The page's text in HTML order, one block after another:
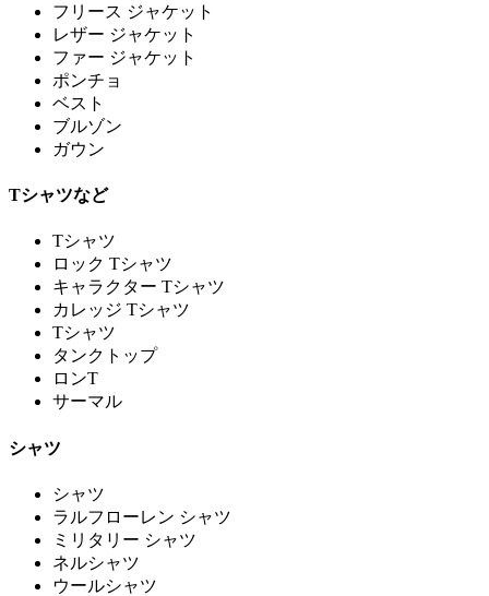
フリース ジャケット
レザー ジャケット
ファー ジャケット
ポンチョ
ベスト
ブルゾン
ガウン
Tシャツなど
Tシャツ
ロック Tシャツ
キャラクター Tシャツ
カレッジ Tシャツ
Tシャツ
タンクトップ
ロンT
サーマル
シャツ
シャツ
ラルフローレン シャツ
ミリタリー シャツ
ネルシャツ
ウールシャツ